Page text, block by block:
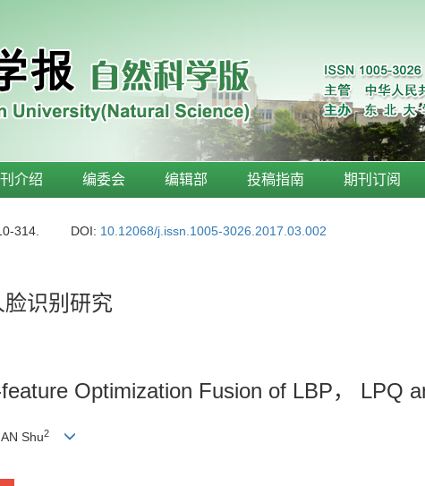
介绍 编委会 编辑部 投稿指南 期刊订阅
314. DOI: 10.12068/j.issn.1005-3026.2017.03.002
识别研究
Optimization Fusion of LBP， LPQ
Shu2